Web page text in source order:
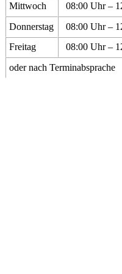
Mittwoch
08:00 Uhr –
Donnerstag
08:00 Uhr –
Freitag
08:00 Uhr –
oder nach Terminabsprache